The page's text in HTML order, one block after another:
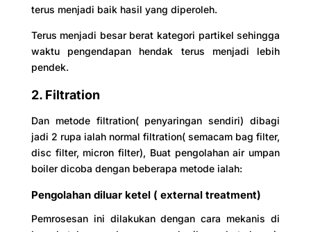
terus menjadi baik hasil yang diperoleh.
Terus menjadi besar berat kategori partikel sehingga
waktu pengendapan hendak terus menjadi lebih
pendek.
2. Filtration
Dan metode filtration( penyaringan sendiri) dibagi
jadi 2 rupa ialah normal filtration( semacam bag filter,
disc filter, micron filter), Buat pengolahan air umpan
boiler dicoba dengan beberapa metode ialah:
Pengolahan diluar ketel ( external treatment)
Pemrosesan ini dilakukan dengan cara mekanis di